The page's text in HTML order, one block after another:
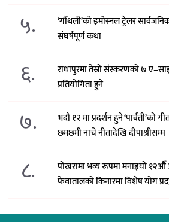
५.
‘गौँथली’को इमोस्नल ट्रेलर
संघर्षपूर्ण कथा
६.
राधापुरमा तेस्रो संस्करणको ७
प्रतियोगिता हुने
७.
भदौ १२ मा प्रदर्शन हुने ‘पार्वती’को
छमछमी नाचे नीतादेखि दीपाश्रीसम्म
८.
पोखरामा भव्य रूपमा मनाइयो १२औँ
फेवातालको किनारमा विशेष योग